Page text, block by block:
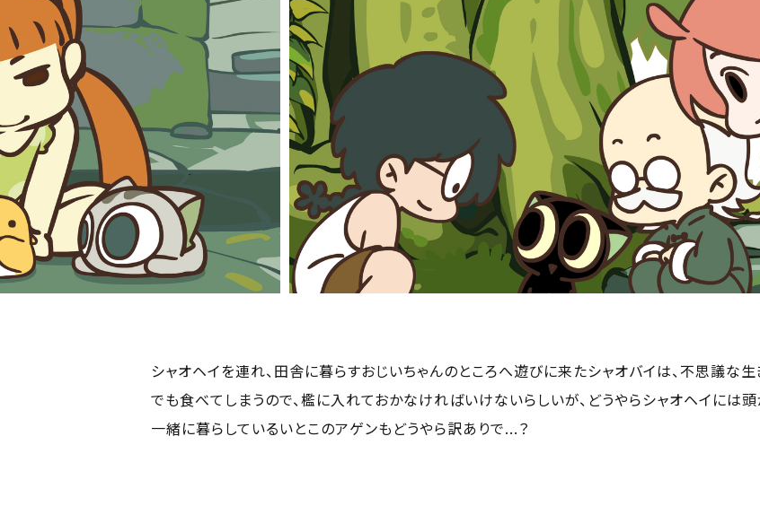
シャオヘイを連れ、田舎に暮らすおじいちゃんのところへ遊びに来たシャオバイは、不思議な
でも食べてしまうので、檻に入れておかなければいけないらしいが、どうやらシャオヘイには
一緒に暮らしているいとこのアゲンもどうやら訳ありで...？